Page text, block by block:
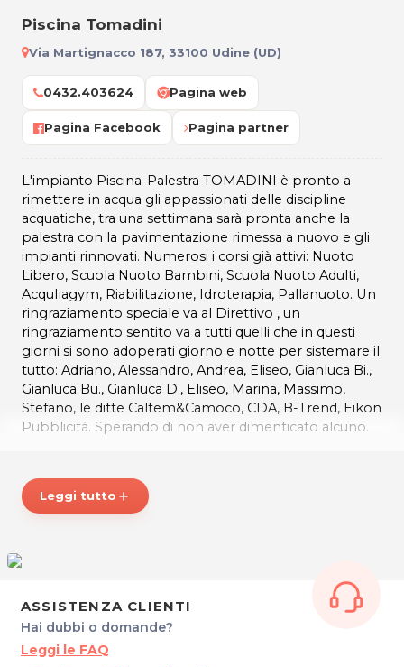
Piscina Tomadini
Via Martignacco 187, 33100 Udine (UD)
0432.403624 Pagina web
Pagina Facebook Pagina partner
L'impianto Piscina-Palestra TOMADINI è pronto a
rimettere in acqua gli appassionati delle discipline
acquatiche, tra una settimana sarà pronta anche la
palestra con la pavimentazione rimessa a nuovo e gli
impianti rinnovati. Numerosi i corsi già attivi: Nuoto
Libero, Scuola Nuoto Bambini, Scuola Nuoto Adulti,
AcquIiagym, Riabilitazione, Idroterapia, Pallanuoto. Un
ringraziamento speciale va al Direttivo , un
ringraziamento sentito va a tutti quelli che in questi
giorni si sono adoperati giorno e notte per sistemare il
tutto: Adriano, Alessandro, Andrea, Eliseo, Gianluca Bi.,
Gianluca Bu., Gianluca D., Eliseo, Marina, Massimo,
Stefano, le ditte Caltem&Camoco, CDA, B-Trend, Eikon
Pubblicità. Sperando di non aver dimenticato alcuno.
*Prezzi di listino verificati in data 14/06/2018
Polisportiva “Ermanno Lizzi” A.S.D
Per ulteriori informazioni sull'offerta o sulle modalità di
acquisto scrivi aposta@espevia.it
Leggi tutto add
ASSISTENZA CLIENTI
Hai dubbi o domande?
Leggi le FAQ